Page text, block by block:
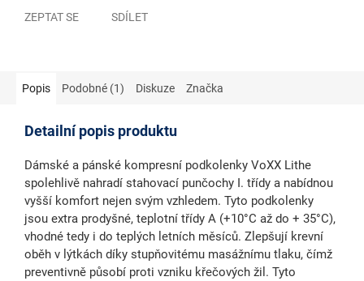
ZEPTAT SE SDÍLET
Popis Podobné (1) Diskuze Značka
Detailní popis produktu
Dámské a pánské kompresní podkolenky VoXX Lithe
spolehlivě nahradí stahovací punčochy I. třídy a nabídnou
vyšší komfort nejen svým vzhledem. Tyto podkolenky
jsou extra prodyšné, teplotní třídy A (+10°C až do + 35°C),
vhodné tedy i do teplých letních měsíců. Zlepšují krevní
oběh v lýtkách díky stupňovitému masážnímu tlaku, čímž
preventivně působí proti vzniku křečových žil. Tyto